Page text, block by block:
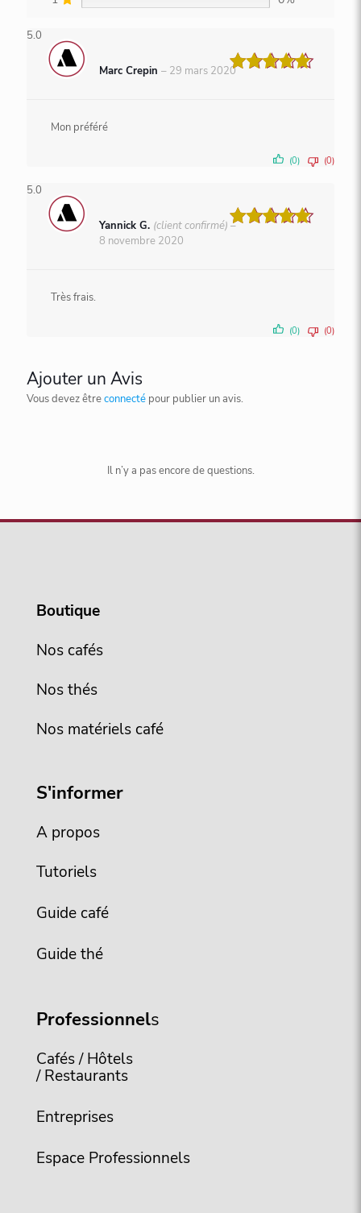
5.0
Marc Crepin – 29 mars 2020
Mon préféré
(0) (0)
5.0
Yannick G. (client confirmé) –
8 novembre 2020
Très frais.
(0) (0)
Ajouter un Avis
Vous devez êtreconnecté pour publier un avis.
Il n’y a pas encore de questions.
Boutique
Nos cafés
Nos thés
Nos matériels café
S'informer
A propos
Tutoriels
Guide café
Guide thé
Professionnels
Cafés / Hôtels
/ Restaurants
Entreprises
Espace Professionnels